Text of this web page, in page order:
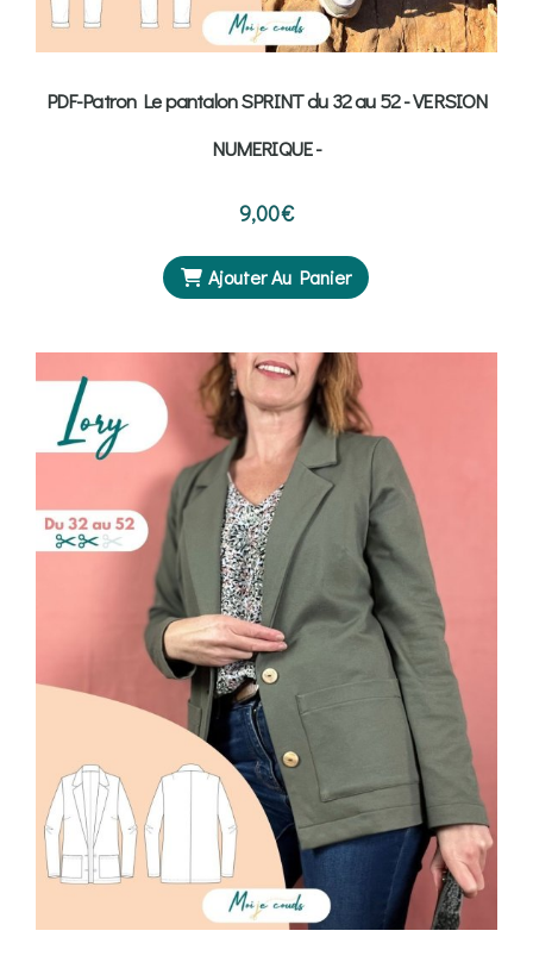
PDF-Patron Le pantalon SPRINT du 32 au 52 - VERSION
NUMERIQUE -
9,00€
Ajouter Au Panier